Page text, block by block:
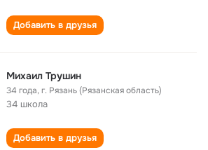
Добавить в друзья
Михаил Трушин
34 года,г. Рязань (Рязанская область)
34 школа
Добавить в друзья